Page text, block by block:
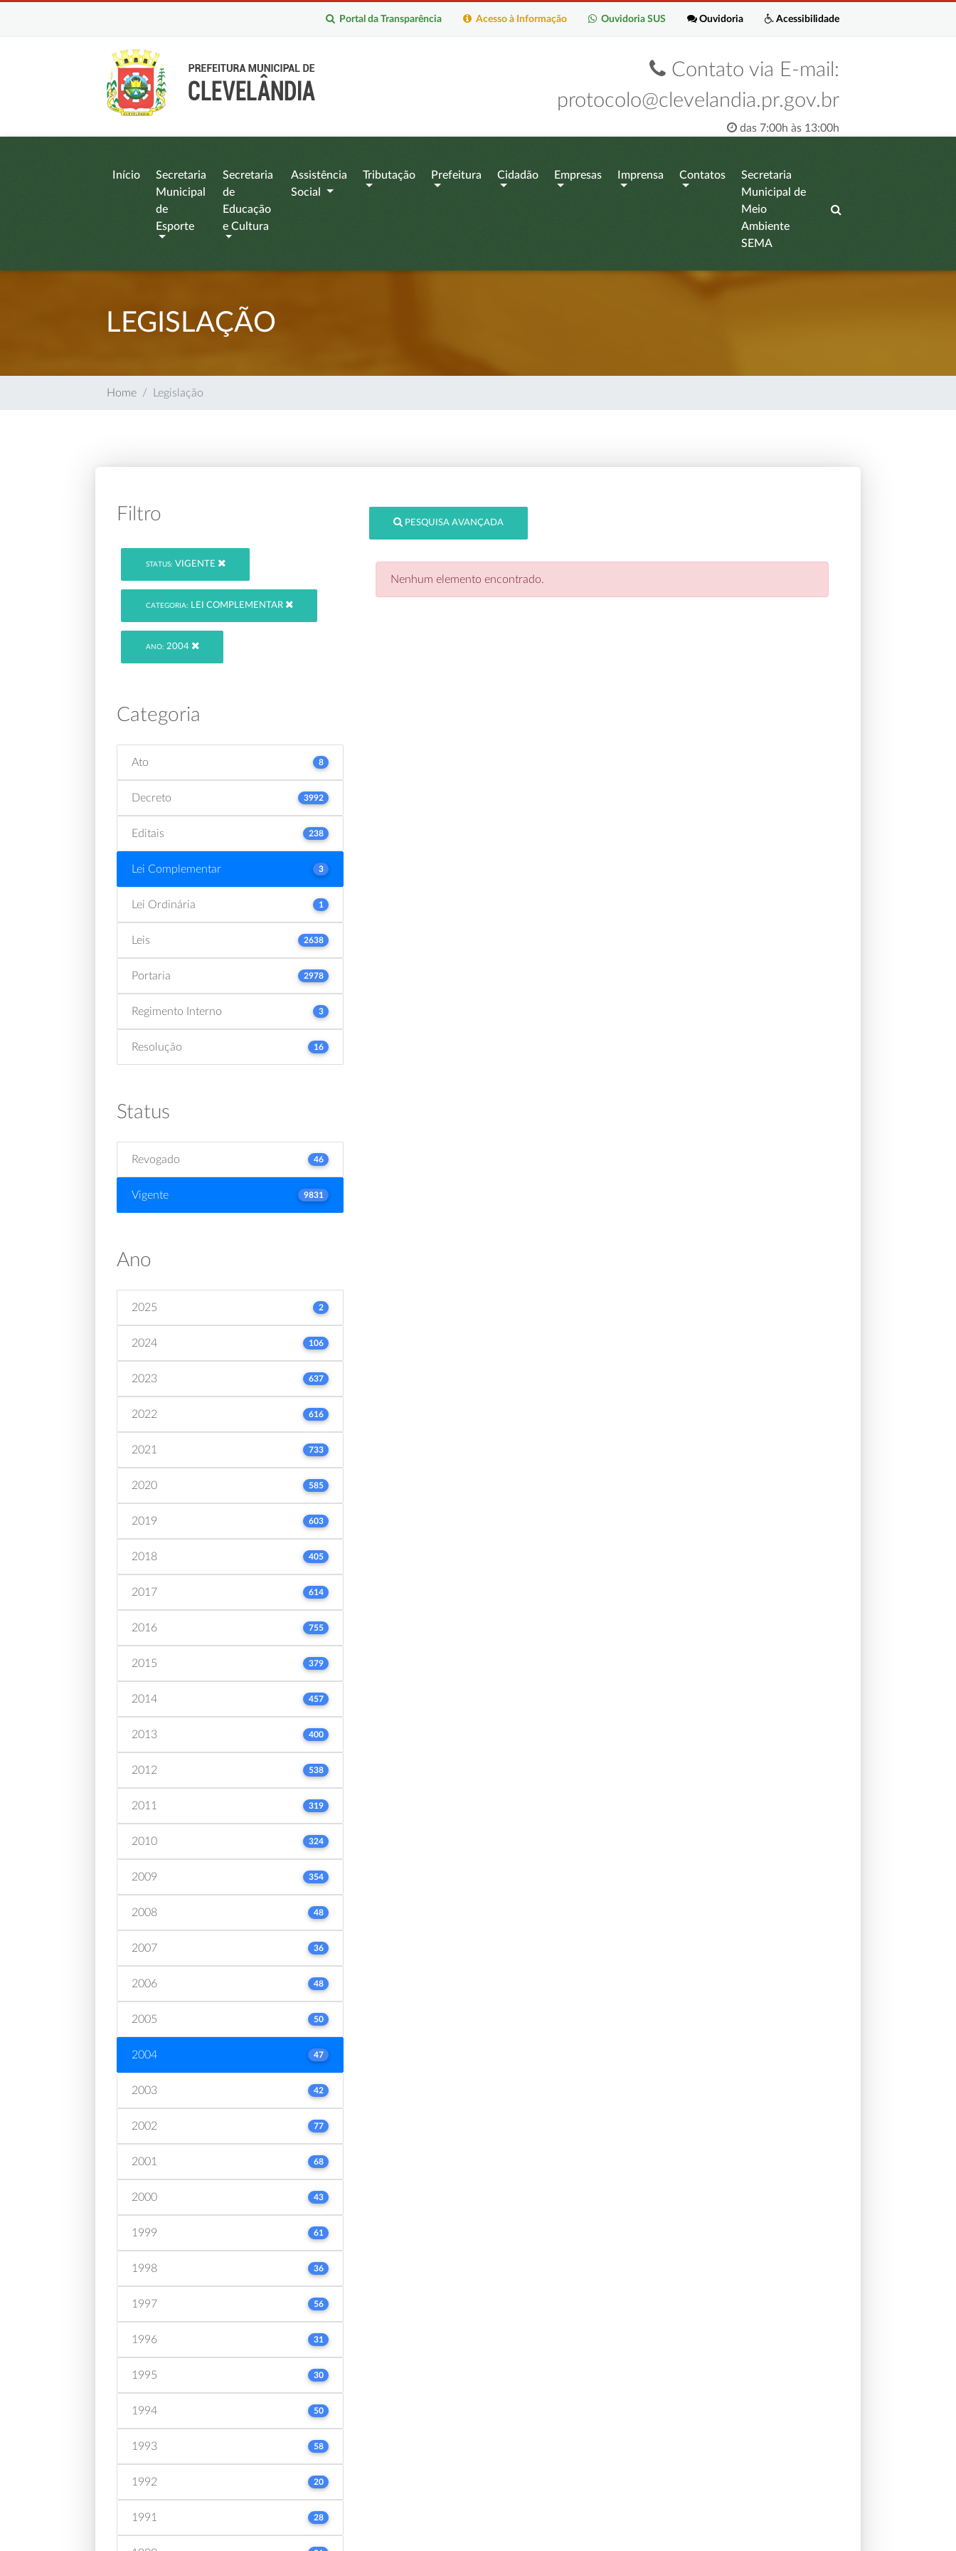
Acessibilidade
Ouvidoria
Ouvidoria SUS
Acesso à Informação
Portal da Transparência
Contato via E-mail:
protocolo@clevelandia.pr.gov.br
das 7:00h às 13:00h
Início
Secretaria
Municipal
de
Esporte
Secretaria
de
Educação
e Cultura
Assistência
Social
Tributação Prefeitura Cidadão Empresas Imprensa Contatos
Secretaria
Municipal de
Meio
Ambiente
SEMA
LEGISLAÇÃO
Home Legislação
Filtro
STATUS: VIGENTE
CATEGORIA: LEI COMPLEMENTAR
ANO: 2004
Categoria
Ato 8
Decreto 3992
Editais 238
Lei Complementar 3
Lei Ordinária 1
Leis 2638
Portaria 2978
Regimento Interno 3
Resolução 16
Status
Revogado 46
Vigente 9831
Ano
2025 2
2024 106
2023 637
2022 616
2021 733
2020 585
2019 603
2018 405
2017 614
2016 755
2015 379
2014 457
2013 400
2012 538
2011 319
2010 324
2009 354
2008 48
2007 36
2006 48
2005 50
2004 47
2003 42
2002 77
2001 68
2000 43
1999 61
1998 36
1997 56
1996 31
1995 30
1994 50
1993 58
1992 20
1991 28
PESQUISA AVANÇADA
Nenhum elemento encontrado.